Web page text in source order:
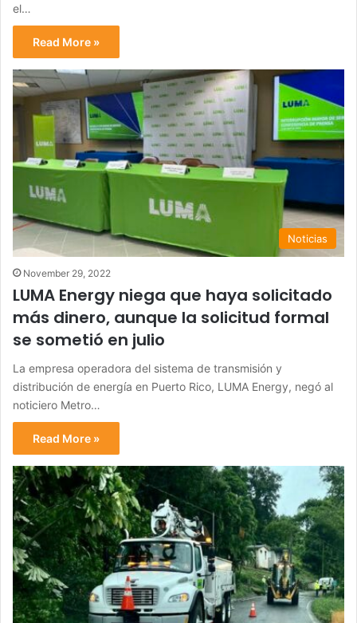
el…
Read More »
Noticias
November 29, 2022
LUMA Energy niega que haya solicitado
más dinero, aunque la solicitud formal
se sometió en julio
La empresa operadora del sistema de transmisión y
distribución de energía en Puerto Rico, LUMA Energy, negó al
noticiero Metro…
Read More »